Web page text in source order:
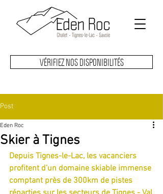
VÉRIFIEZ NOS DISPONIBILITÉS
Post
Skier à Tignes
Eden Roc
Depuis Tignes-le-Lac, les vacanciers
profitent d’un domaine skiable immense
comptant près de 300km de pistes